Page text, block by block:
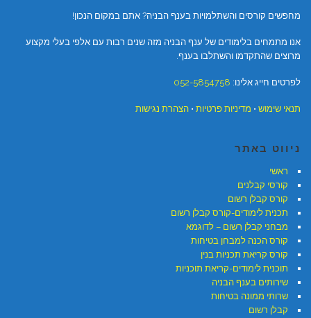
מחפשים קורסים והשתלמויות בענף הבניה? אתם במקום הנכון!
אנו מתמחים בלימודים של ענף הבניה מזה שנים רבות עם אלפי בעלי מקצוע
מרוצים שהתקדמו והשתלבו בענף.
לפרטים חייג אלינו: 052-5854758
תנאי שימוש • מדיניות פרטיות • הצהרת נגישות
ניווט באתר
ראשי
קורסי קבלנים
קורס קבלן רשום
תכנית לימודים-קורס קבלן רשום
מבחני קבלן רשום – לדוגמא
קורס הכנה למבחן בטיחות
קורס קריאת תכניות בנין
תוכנית לימודים-קריאת תוכניות
שירותים בענף הבניה
שרותי ממונה בטיחות
קבלן רשום